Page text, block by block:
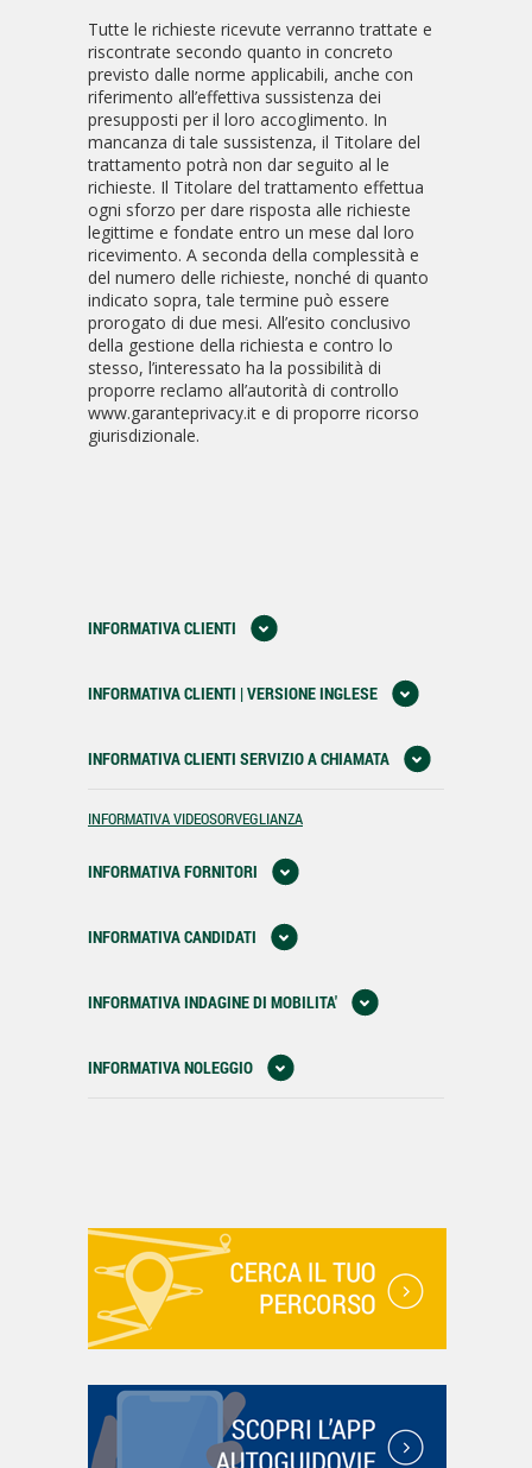
Tutte le richieste ricevute verranno trattate e
riscontrate secondo quanto in concreto
previsto dalle norme applicabili, anche con
riferimento all’effettiva sussistenza dei
presupposti per il loro accoglimento. In
mancanza di tale sussistenza, il Titolare del
trattamento potrà non dar seguito al le
richieste. Il Titolare del trattamento effettua
ogni sforzo per dare risposta alle richieste
legittime e fondate entro un mese dal loro
ricevimento. A seconda della complessità e
del numero delle richieste, nonché di quanto
indicato sopra, tale termine può essere
prorogato di due mesi. All’esito conclusivo
della gestione della richiesta e contro lo
stesso, l’interessato ha la possibilità di
proporre reclamo all’autorità di controllo
www.garanteprivacy.it e di proporre ricorso
giurisdizionale.
INFORMATIVA CLIENTI
INFORMATIVA CLIENTI | VERSIONE INGLESE
INFORMATIVA CLIENTI SERVIZIO A CHIAMATA
INFORMATIVA VIDEOSORVEGLIANZA
INFORMATIVA FORNITORI
INFORMATIVA CANDIDATI
INFORMATIVA INDAGINE DI MOBILITA'
INFORMATIVA NOLEGGIO